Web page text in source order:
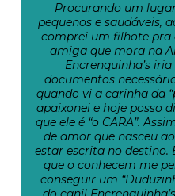
Procurando um
pequenos e saudáveis,
comprei um filhote pra
amiga que mora na
Encrenquinha’s
documentos
quando vi a carinha da
apaixonei e hoje posso
que ele é “o CARA”.
de amor que nasceu
estar escrita no
que o conhecem me
conseguir um